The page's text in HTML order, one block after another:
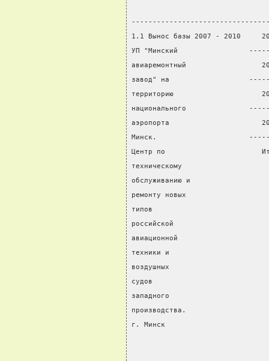
1.1 Вынос базы 2007 -
УП "Минский
авиаремонтный
завод" на
территорию
национального
аэропорта
Минск.
Центр по
техническому
обслуживанию и
ремонту новых
типов
российской
авиационной
техники и
воздушных
судов
западного
производства.
г. Минск